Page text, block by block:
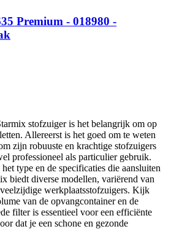
Premium - 018980 -
stofzuiger is het belangrijk om op
Allereerst is het goed om te weten
zijn robuuste en krachtige stofzuigers
professioneel als particulier gebruik.
type en de specificaties die aansluiten
biedt diverse modellen, variërend van
werkplaatsstofzuigers. Kijk
van de opvangcontainer en de
filter is essentieel voor een efficiënte
dat je een schone en gezonde